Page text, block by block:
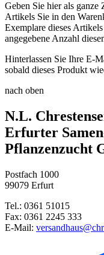
Geben Sie hier als ganze
Artikels Sie in den
Exemplare dieses
angegebene Anzahl
Hinterlassen Sie Ihre E-
sobald dieses Produkt
nach oben
N.L.
Erfurter
Pflanzenzucht
Postfach 1000
99079 Erfurt
Tel.: 0361 51015
Fax: 0361 2245 333
E-Mail: